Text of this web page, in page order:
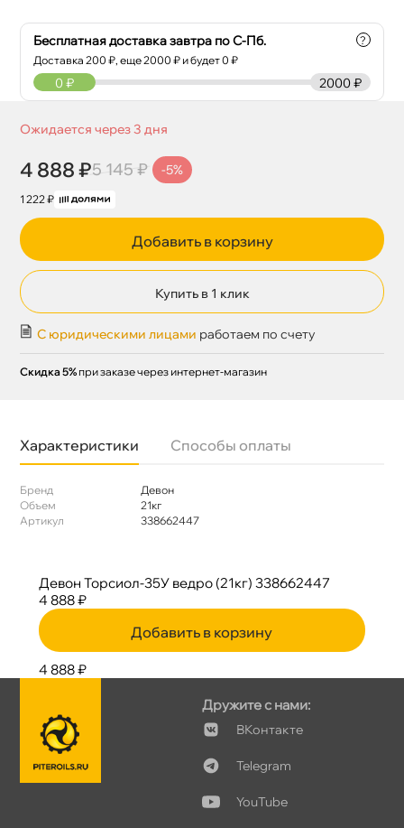
Бесплатная доставка завтра по С-Пб.
Доставка200 ₽, еще2000 ₽ и будет 0 ₽
?
2000 ₽
0 ₽
Ожидается через 3 дня
4 888 ₽5 145 ₽ -5%
1 222 ₽
Добавить в корзину
Купить в 1 клик
С юридическими лицами работаем по счету
Скидка 5% при заказе через интернет-магазин
Характеристики Способы оплаты
Бренд
Девон
Объем
21к
Артикул
338662447
Девон Торсиол-35У ведро (21кг) 338662447
4 888 ₽
Добавить в корзину
4 888 ₽
Дружите с нами:
Контакте
Telegram
YouTube